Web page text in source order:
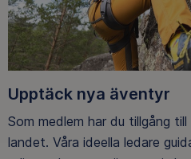
Upptäck nya äventyr
Som medlem har du tillgång
landet. Våra ideella ledare